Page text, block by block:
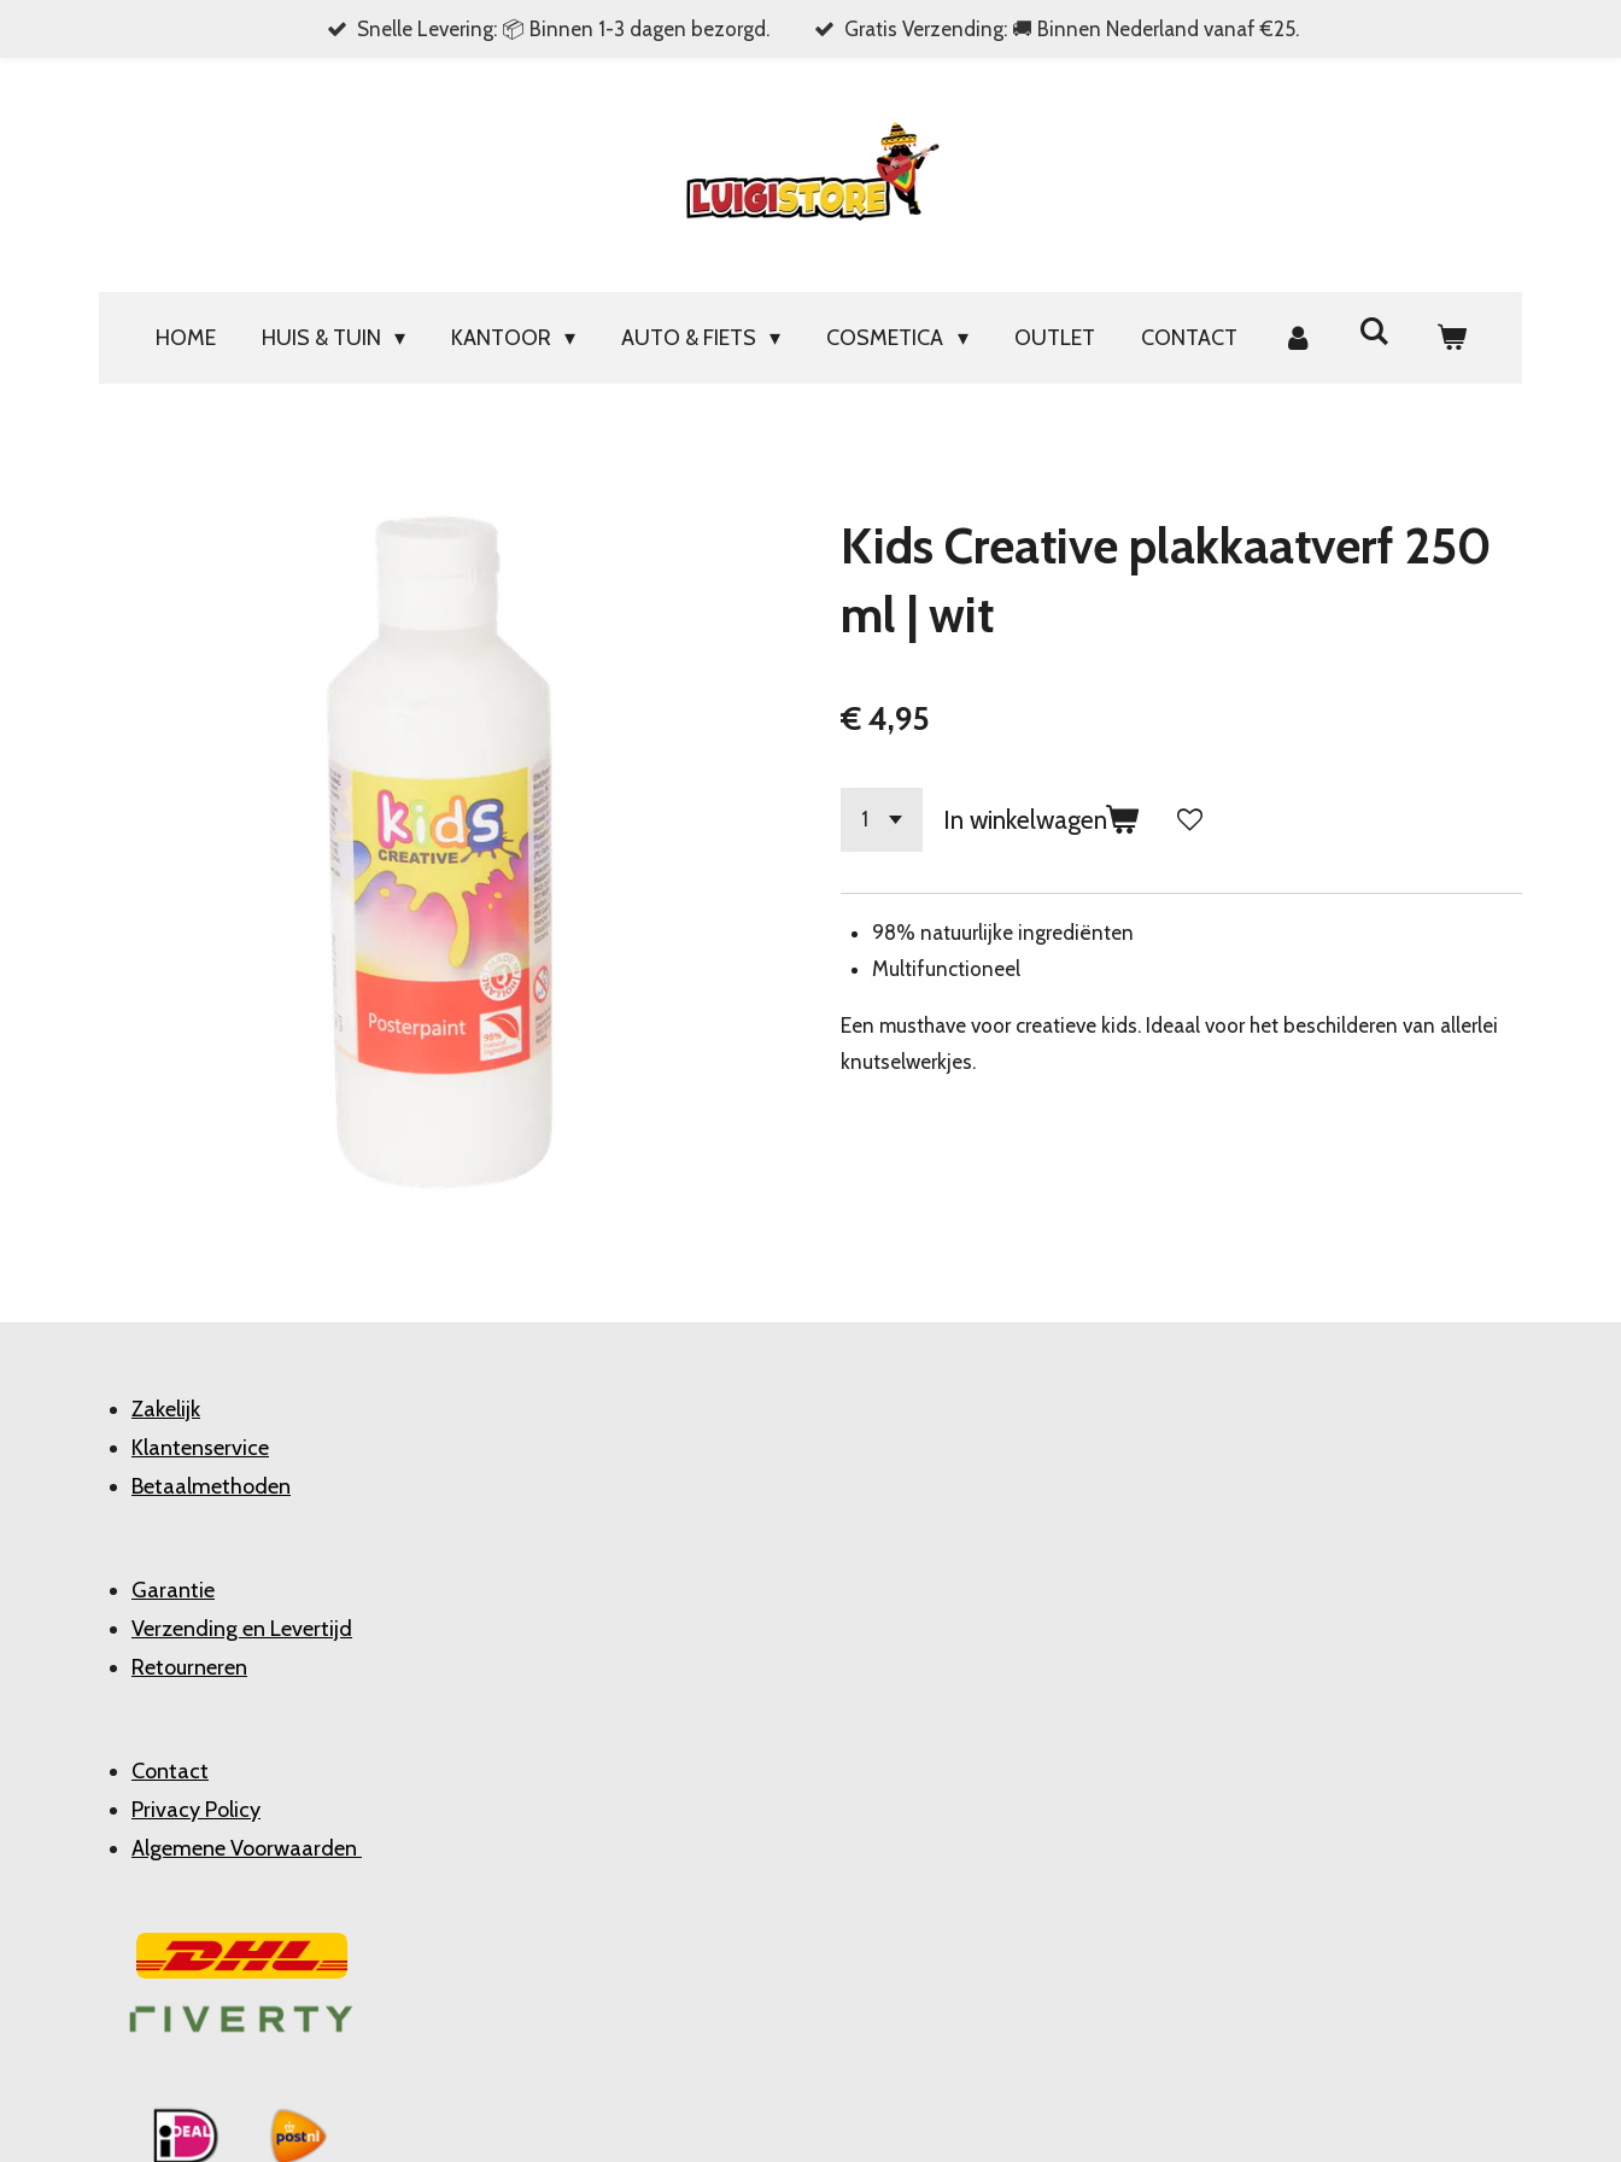
Snelle Levering: 📦 Binnen 1-3 dagen bezorgd. Gratis Verzending: 🚚 Binnen Nederland vanaf €25.
HOME HUIS & TUIN KANTOOR AUTO & FIETS COSMETICA OUTLET CONTACT
Kids Creative plakkaatverf 250
ml | wit
€ 4,95
In winkelwagen
98% natuurlijke ingrediënten
Multifunctioneel
Een musthave voor creatieve kids. Ideaal voor het beschilderen van allerlei
knutselwerkjes.
Zakelijk
Klantenservice
Betaalmethoden
Garantie
Verzending en Levertijd
Retourneren
Contact
Privacy Policy
Algemene Voorwaarden